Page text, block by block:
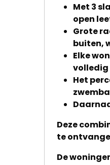
Met 3
open
Grote
buiten,
Elke
volledig
Het
Deze
te
De